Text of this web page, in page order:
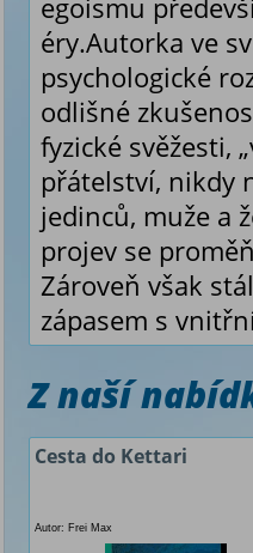
egoismu
éry.Autorka ve
psychologické
odlišné
fyzické svěžesti,
přátelství, nikdy
jedinců, muže a
projev se
Zároveň však
zápasem s
Z naší
Cesta do Kettari
Autor: Frei Max